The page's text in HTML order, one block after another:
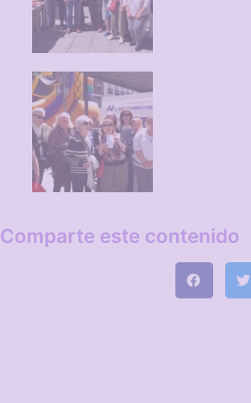
Comparte este contenido